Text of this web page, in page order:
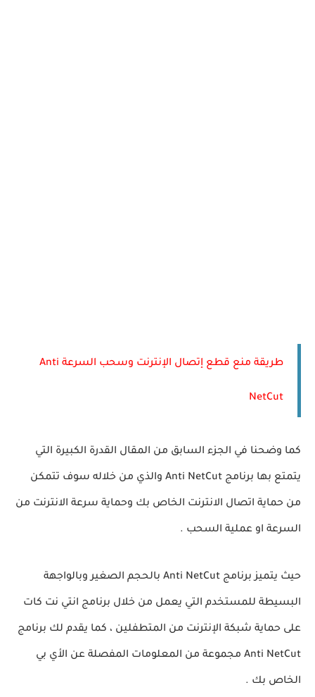
طريقة منع قطع إتصال الإنترنت وسحب السرعة Anti
NetCut
كما وضحنا في الجزء السابق من المقال القدرة الكبيرة التي
يتمتع بها برنامج Anti NetCut والذي من خلاله سوف تتمكن
من حماية اتصال الانترنت الخاص بك وحماية سرعة الانترنت من
السرعة او عملية السحب .
حيث يتميز برنامج Anti NetCut بالحجم الصغير وبالواجهة
البسيطة للمستخدم التي يعمل من خلال برنامج انتي نت كات
على حماية شبكة الإنترنت من المتطفلين ، كما يقدم لك برنامج
Anti NetCut مجموعة من المعلومات المفصلة عن الأي بي
الخاص بك .